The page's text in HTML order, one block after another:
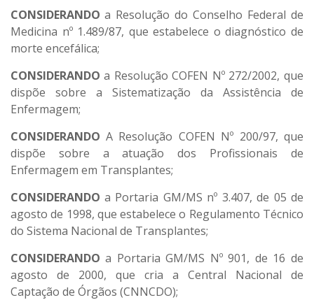
CONSIDERANDO a Resolução do Conselho Federal de
Medicina nº 1.489/87, que estabelece o diagnóstico de
morte encefálica;
CONSIDERANDO a Resolução COFEN Nº 272/2002, que
dispõe sobre a Sistematização da Assistência de
Enfermagem;
CONSIDERANDO A Resolução COFEN Nº 200/97, que
dispõe sobre a atuação dos Profissionais de
Enfermagem em Transplantes;
CONSIDERANDO a Portaria GM/MS nº 3.407, de 05 de
agosto de 1998, que estabelece o Regulamento Técnico
do Sistema Nacional de Transplantes;
CONSIDERANDO a Portaria GM/MS Nº 901, de 16 de
agosto de 2000, que cria a Central Nacional de
Captação de Órgãos (CNNCDO);